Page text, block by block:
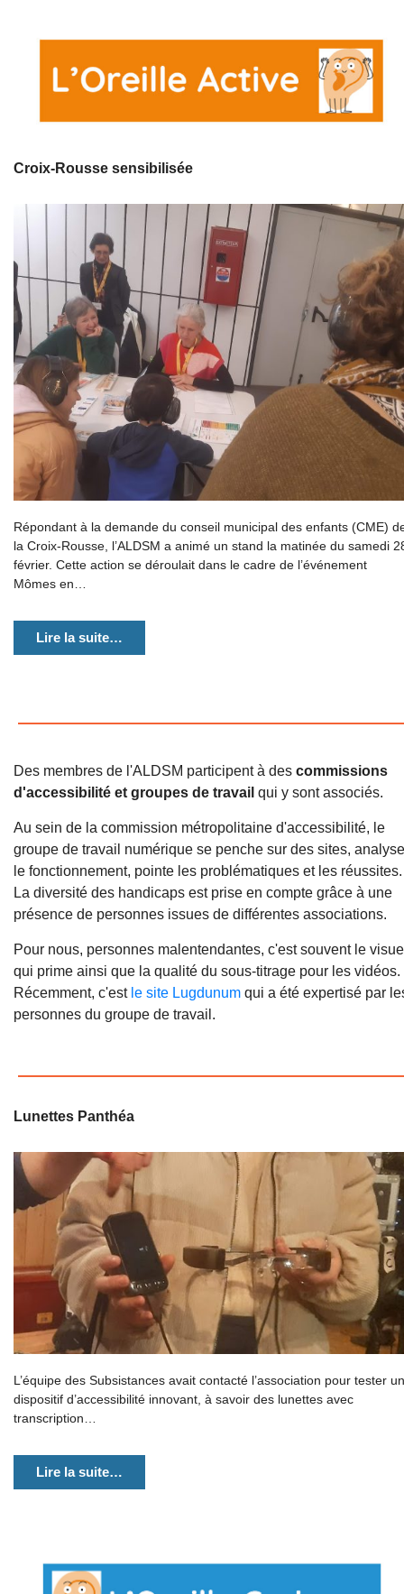
Croix-Rousse sensibilisée
Répondant à la demande du conseil municipal des enfants (CME)
la Croix-Rousse, l’ALDSM a animé un stand la matinée du samedi
février. Cette action se déroulait dans le cadre de l’événement
Mômes en…
Lire la suite…
Des membres de l'ALDSM participent à des commissions
d'accessibilité et groupes de travail qui y sont associés.
Au sein de la commission métropolitaine d'accessibilité, le
groupe de travail numérique se penche sur des sites, analyse
le fonctionnement, pointe les problématiques et les réussites.
La diversité des handicaps est prise en compte grâce à une
présence de personnes issues de différentes associations.
Pour nous, personnes malentendantes, c'est souvent le
qui prime ainsi que la qualité du sous-titrage pour les vidéos.
Récemment, c'est le site Lugdunum qui a été expertisé par
personnes du groupe de travail.
Lunettes Panthéa
L’équipe des Subsistances avait contacté l’association pour tester un
dispositif d’accessibilité innovant, à savoir des lunettes avec
transcription…
Lire la suite…